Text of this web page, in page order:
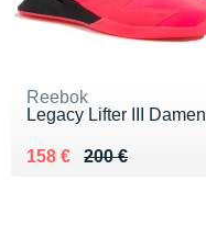
Reebok
Legacy Lifter III Damen
200 €
Au lieu de 200 €
158 €
Vendu 158 €